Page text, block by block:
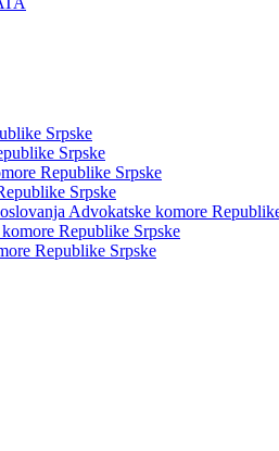
Srpske
Srpske
Republike Srpske
Srpske
Advokatske komore
Republike Srpske
Republike Srpske